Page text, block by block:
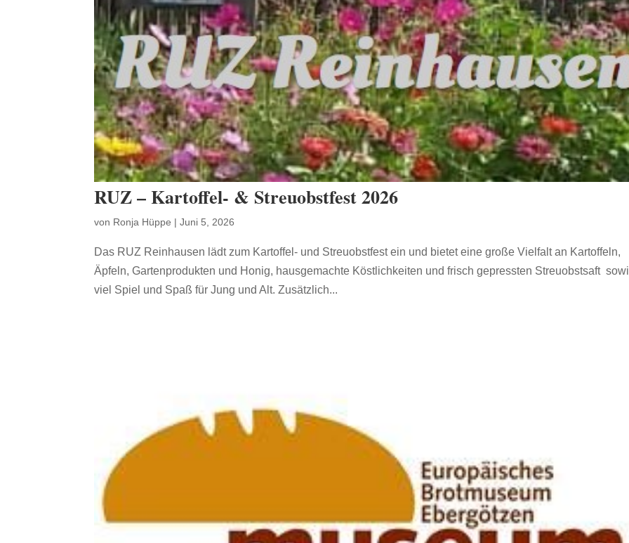
RUZ – Kartoffel- & Streuobstfest 2026
von Ronja Hüppe |Juni 5, 2026
Das RUZ Reinhausen lädt zum Kartoffel- und Streuobstfest ein und bietet eine große Vielfalt an Kartoffeln,
Äpfeln, Gartenprodukten und Honig, hausgemachte Köstlichkeiten und frisch gepressten Streuobstsaft
viel Spiel und Spaß für Jung und Alt. Zusätzlich...